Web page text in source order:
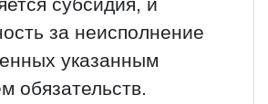
субсидия, и
за неисполнение
указанным
обязательств.